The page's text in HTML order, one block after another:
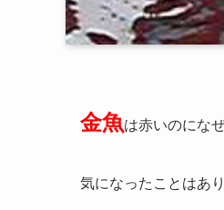
金魚は赤いのにな
気になったことはあ